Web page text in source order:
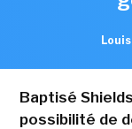
Baptisé
possibilité de